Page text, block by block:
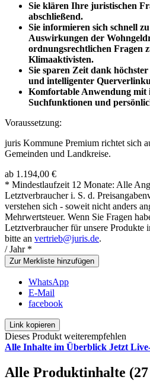
Sie klären Ihre juristischen
abschließend.
Sie informieren sich schnell
Auswirkungen der
ordnungsrechtlichen Fragen
Klimaaktivisten.
Sie sparen Zeit dank
und intelligenter
Komfortable Anwendung mit
Suchfunktionen und
Voraussetzung:
juris Kommune Premium richtet sich
Gemeinden und Landkreise.
ab 1.194,00 €
* Mindestlaufzeit 12 Monate: Alle
Letztverbraucher i. S. d.
verstehen sich - soweit nicht anders
Mehrwertsteuer. Wenn Sie Fragen
Letztverbraucher für unsere Produkte
bitte an vertrieb@juris.de.
/ Jahr *
Zur Merkliste hinzufügen
WhatsApp
E-Mail
facebook
Link kopieren
Dieses Produkt weiterempfehlen
Alle Inhalte im Überblick Jetzt
Alle Produktinhalte